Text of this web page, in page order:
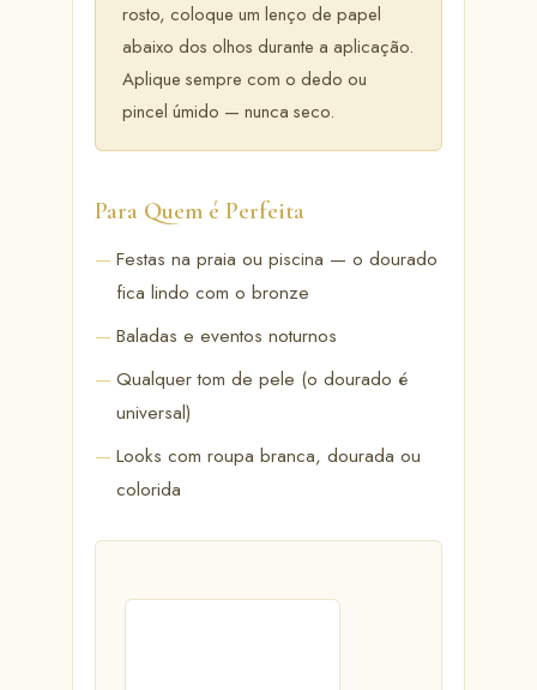
rosto, coloque um lenço de papel
abaixo dos olhos durante a aplicação.
Aplique sempre com o dedo ou
pincel úmido — nunca seco.
Para Quem é Perfeita
Festas na praia ou piscina — o dourado
fica lindo com o bronze
Baladas e eventos noturnos
Qualquer tom de pele (o dourado é
universal)
Looks com roupa branca, dourada ou
colorida